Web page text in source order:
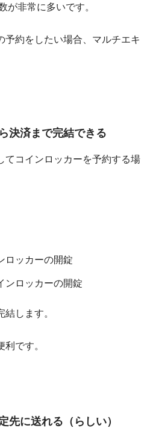
が非常に多いです。
予約をしたい場合、マルチエキ
決済まで完結できる
てコインロッカーを予約する場
ロッカーの開錠
ンロッカーの開錠
します。
です。
先に送れる（らしい）